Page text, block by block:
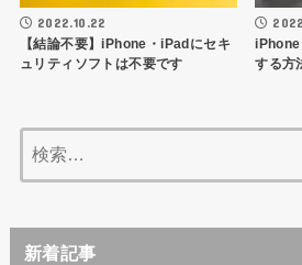
2022.10.22
【結論不要】iPhone・iPadにセキ
ュリティソフトは不要です
iPhone
する方
索:
新着記事